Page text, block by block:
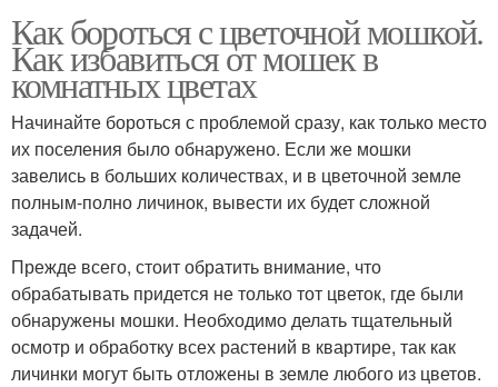
Как бороться с цветочной мошкой.
Как избавиться от мошек в
комнатных цветах
Начинайте бороться с проблемой сразу, как только место
их поселения было обнаружено. Если же мошки
завелись в больших количествах, и в цветочной земле
полным-полно личинок, вывести их будет сложной
задачей.
Прежде всего, стоит обратить внимание, что
обрабатывать придется не только тот цветок, где были
обнаружены мошки. Необходимо делать тщательный
осмотр и обработку всех растений в квартире, так как
личинки могут быть отложены в земле любого из цветов.